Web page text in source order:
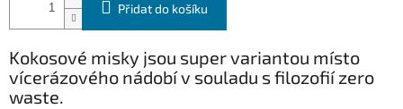
Přidat do košíku
Kokosové misky jsou super variantou místo
vícerázového nádobí v souladu s filozofií zero
waste.